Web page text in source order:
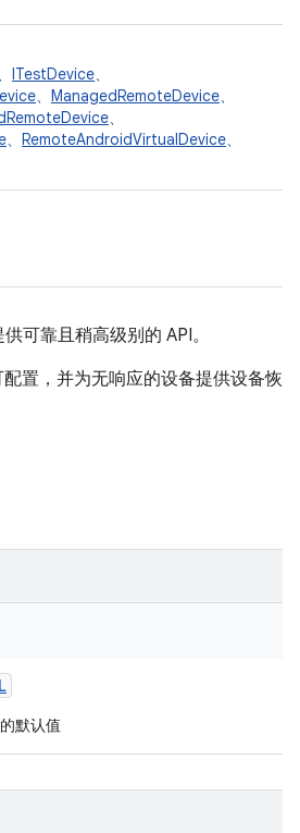
ITestDevice、
、 ManagedRemoteDevice、
、
、 RemoteAndroidVirtualDevice、
供可靠且稍高级别的 API。
置，并为无响应的设备提供设备恢
默认值